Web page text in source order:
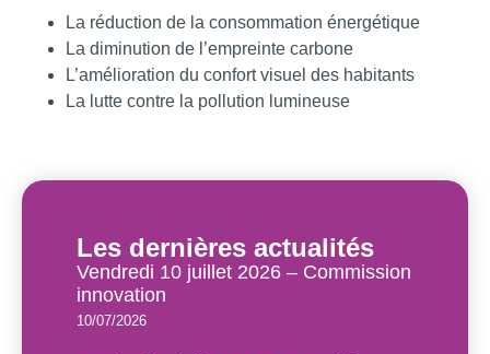
La réduction de la consommation énergétique
La diminution de l’empreinte carbone
L’amélioration du confort visuel des habitants
La lutte contre la pollution lumineuse
Les dernières actualités
Vendredi 10 juillet 2026 – Commission
innovation
10/07/2026